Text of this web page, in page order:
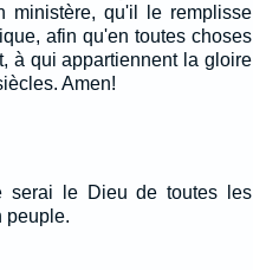
ministère, qu'il le remplisse
afin qu'en toutes choses
à qui appartiennent la gloire
Amen!
serai le Dieu de toutes les
peuple.